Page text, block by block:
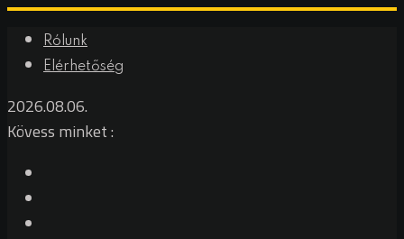
Rólunk
Elérhetőség
2026.08.06.
Kövess minket :